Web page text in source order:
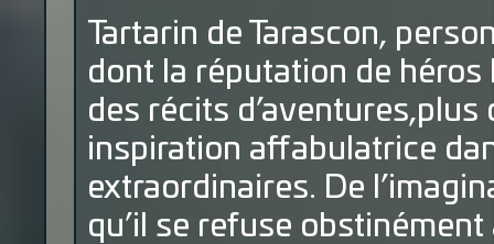
Tartarin de Tarascon,
dont la réputation de
des récits
inspiration affabulatrice
extraordinaires. De
qu’il se refuse